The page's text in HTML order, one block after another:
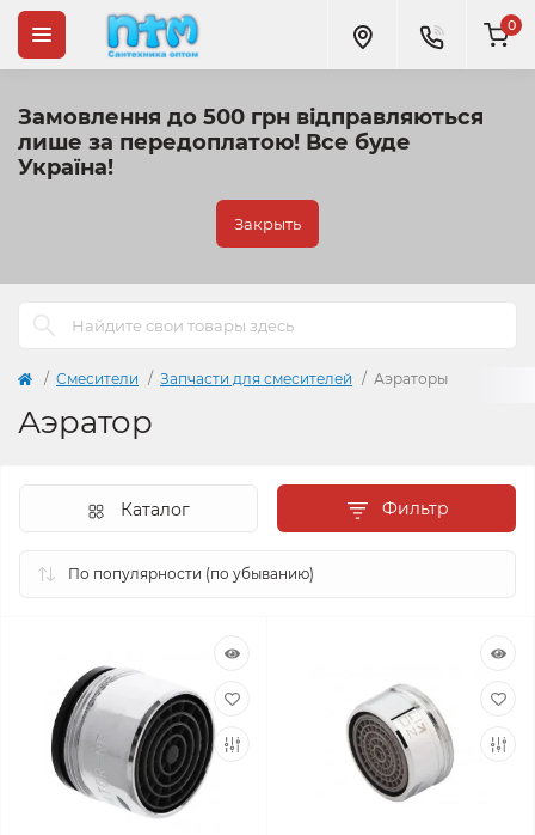
Замовлення до 500 грн відправляються
лише за передоплатою! Все буде
Україна!
Закрыть
0
Cмесители Запчасти для смесителей Аэраторы
Аэратор
Фильтр
Каталог